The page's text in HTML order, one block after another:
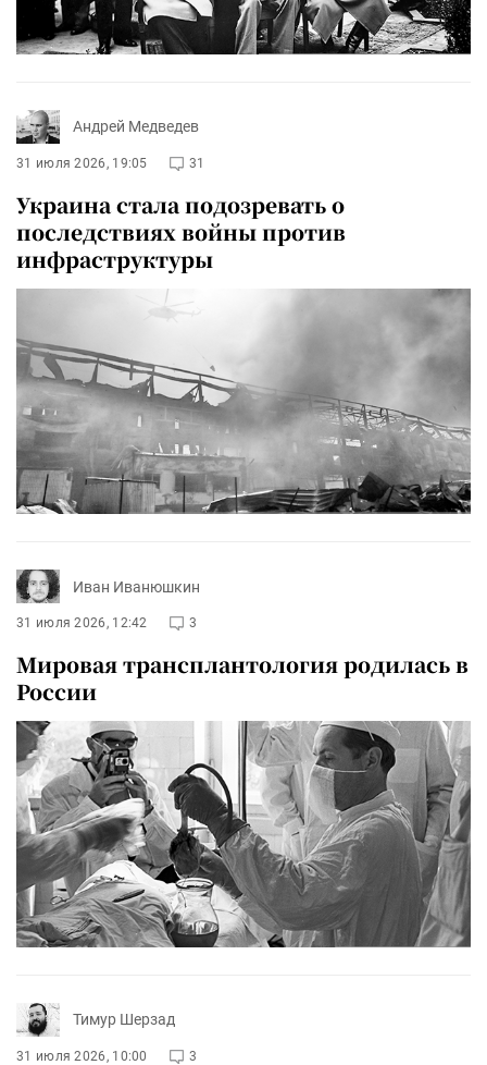
Андрей Медведев
31 июля 2026, 19:05 31
Украина стала подозревать о
последствиях войны против
инфраструктуры
Иван Иванюшкин
31 июля 2026, 12:42 3
Мировая трансплантология родилась в
России
Тимур Шерзад
31 июля 2026, 10:00 3